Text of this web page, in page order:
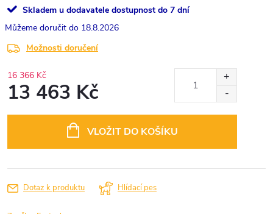
Skladem u dodavatele dostupnost do 7 dní
18.8.2026
Možnosti doručení
16 366 Kč
13 463 Kč
VLOŽIT DO KOŠÍKU
Dotaz k produktu Hlídací pes